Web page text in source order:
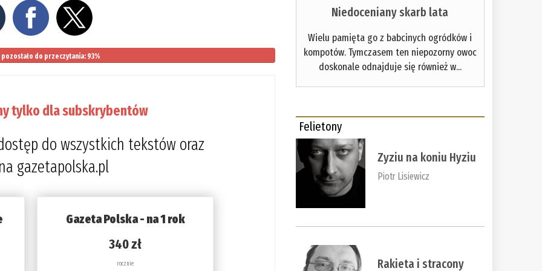
pozostało do przeczytania: 93%
tylko dla subskrybentów
do wszystkich tekstów oraz
gazetapolska.pl
Gazeta Polska - na 1 rok
340 zł
rocznie
Niedoceniany skarb lata
Wielu pamięta go z babcinych ogródków i
kompotów. Tymczasem ten niepozorny owoc
doskonale odnajduje się również w...
Felietony
Zyziu na koniu Hyziu
Piotr Lisiewicz
Rakieta i stracony